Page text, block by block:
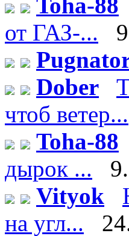
от ГАЗ-...
Dober
чтоб ветер...
Toha-88
дырок ...
Vityok
на угл...